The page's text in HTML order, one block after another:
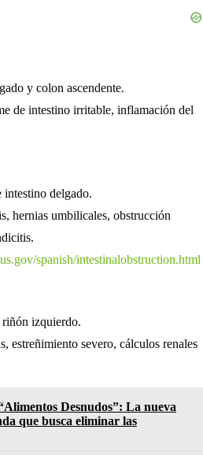
y colon ascendente.
de intestino irritable, inflamación del
delgado.
hernias umbilicales, obstrucción
spanish/intestinalobstruction.html
riñón izquierdo.
estreñimiento severo, cálculos renales
Desnudos”: La nueva
que busca eliminar las